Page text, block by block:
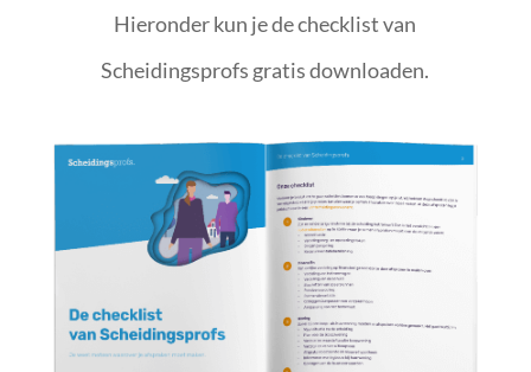
Hieronder kun je de checklist van
Scheidingsprofs gratis downloaden.